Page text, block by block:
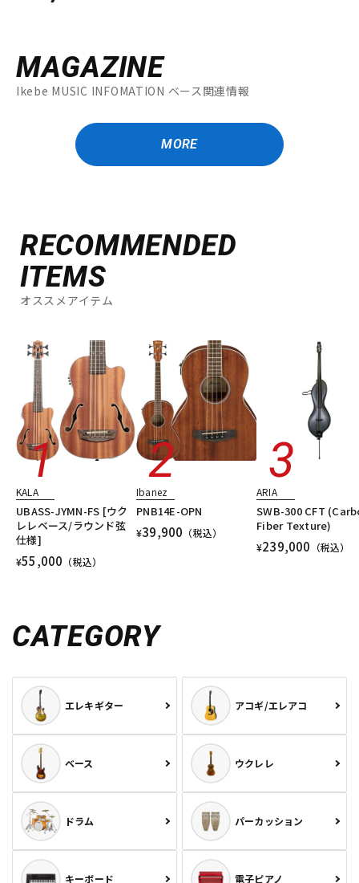
MAGAZINE
Ikebe MUSIC INFOMATION ベース関連情報
MORE
RECOMMENDED
ITEMS
オススメアイテム
KALA
UBASS-JYMN-FS [ウク
レレベース/ラウンド弦
仕様]
¥55,000 （税込）
Ibanez
PNB14E-OPN
¥39,900 （税込）
ARIA
SWB-300 CFT
Fiber Texture)
¥239,000 （税込）
CATEGORY
エレキギター アコギ/エレアコ
ベース ウクレレ
ドラム パーカッション
キーボード 電子ピアノ